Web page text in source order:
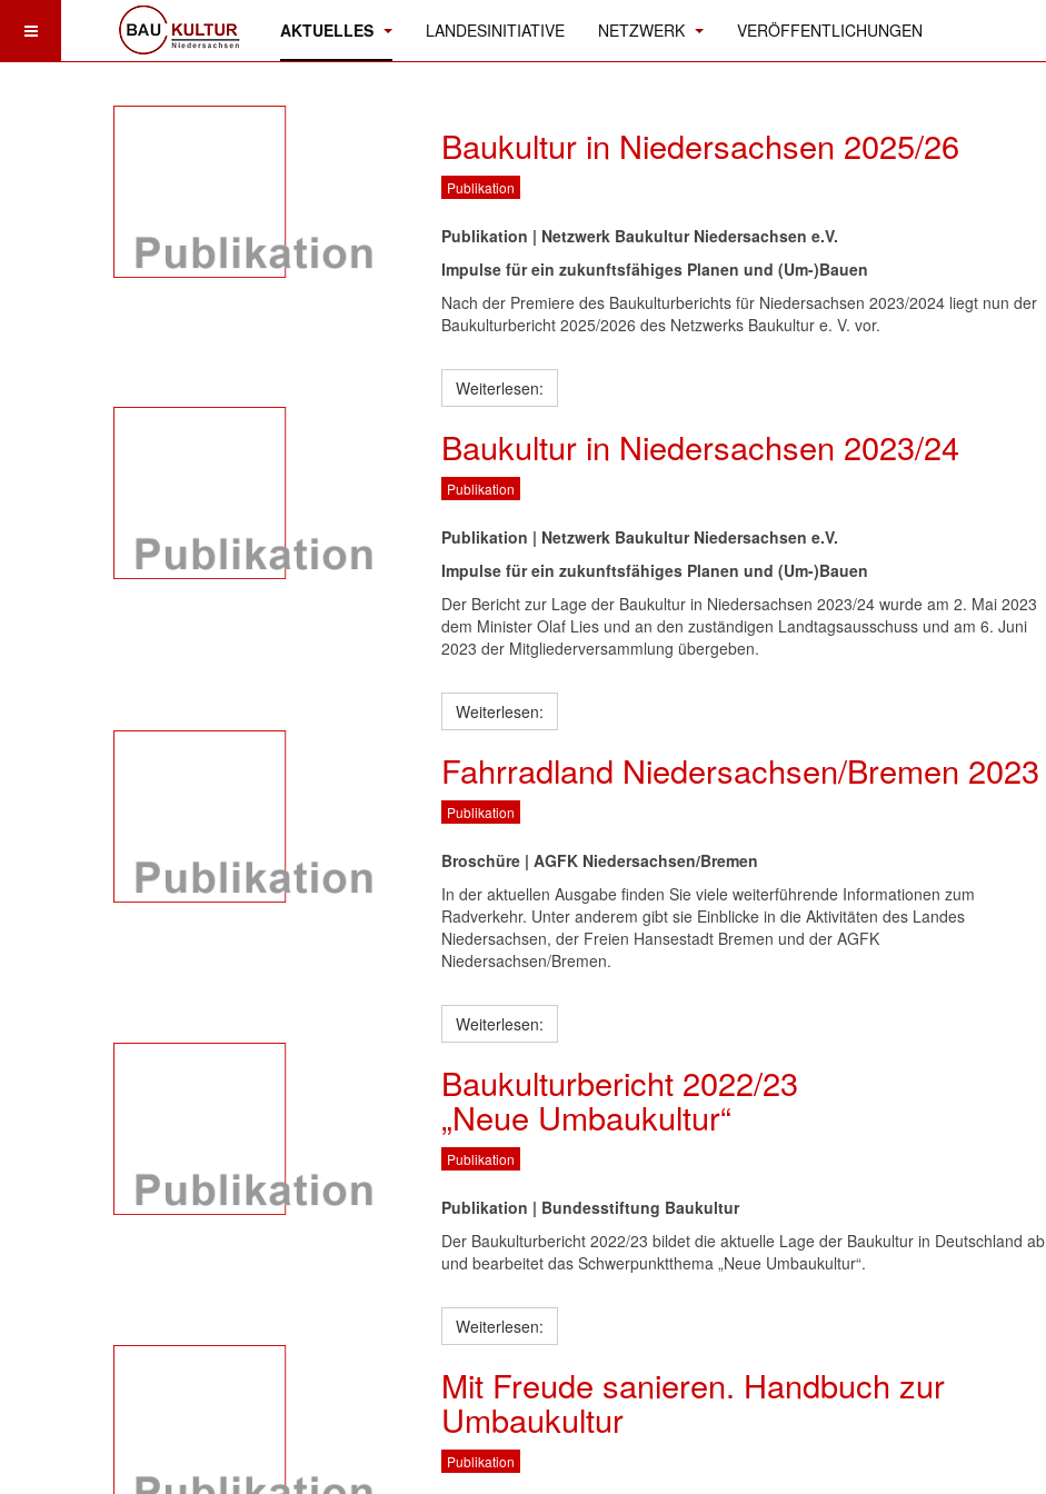
AKTUELLES LANDESINITIATIVE NETZWERK VERÖFFENTLICHUNGEN
Baukultur in Niedersachsen 2025/26
Publikation
Publikation | Netzwerk Baukultur Niedersachsen e.V.
Impulse für ein zukunftsfähiges Planen und (Um-)Bauen
Nach der Premiere des Baukulturberichts für Niedersachsen 2023/2024 liegt nun der
Baukulturbericht 2025/2026 des Netzwerks Baukultur e. V. vor.
Weiterlesen:
Baukultur in Niedersachsen 2023/24
Publikation
Publikation | Netzwerk Baukultur Niedersachsen e.V.
Impulse für ein zukunftsfähiges Planen und (Um-)Bauen
Der Bericht zur Lage der Baukultur in Niedersachsen 2023/24 wurde am 2. Mai 2023
dem Minister Olaf Lies und an den zuständigen Landtagsausschuss und am 6. Juni
2023 der Mitgliederversammlung übergeben.
Weiterlesen:
Fahrradland Niedersachsen/Bremen 2023
Publikation
Broschüre | AGFK Niedersachsen/Bremen
In der aktuellen Ausgabe finden Sie viele weiterführende Informationen zum
Radverkehr. Unter anderem gibt sie Einblicke in die Aktivitäten des Landes
Niedersachsen, der Freien Hansestadt Bremen und der AGFK
Niedersachsen/Bremen.
Weiterlesen:
Baukulturbericht 2022/23
„Neue Umbaukultur“
Publikation
Publikation | Bundesstiftung Baukultur
Der Baukulturbericht 2022/23 bildet die aktuelle Lage der Baukultur in Deutschland ab
und bearbeitet das Schwerpunktthema „Neue Umbaukultur“.
Weiterlesen:
Mit Freude sanieren. Handbuch zur
Umbaukultur
Publikation